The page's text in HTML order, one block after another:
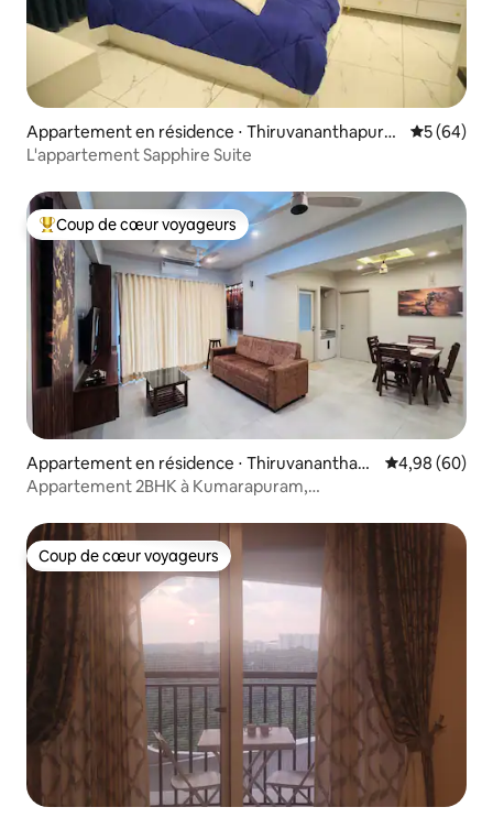
Appartement en résidence ⋅ Thiruvananthapura
m
5 (64)
L'appartement Sapphire Suite
Coups de cœur voyageurs les plus appréciés
Coup de cœur voyageurs
Appartement en résidence ⋅ Thiruvananthap
uram
Évaluation
4,98 (60)
Appartement 2BHK à Kumarapuram,
Coup de cœur voyageurs
Coup de cœur voyageurs